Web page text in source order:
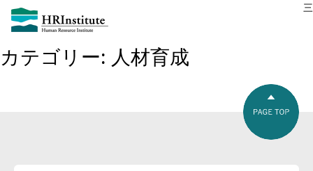
三
カテゴリー: 人材育成